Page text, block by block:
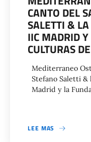
CANTO DEL
SALETTI &
IIC MADRID
CULTURAS
Mediterraneo
Stefano Saletti &
Madrid y la
LEE MAS